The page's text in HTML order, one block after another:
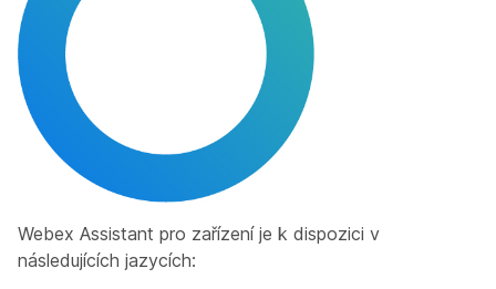
Webex Assistant pro zařízení je k dispozici v
následujících jazycích: